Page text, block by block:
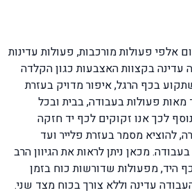
אלפי פעולות מורכבות, פעולות עדינות
עדינה בקצוות האצבעות כגון הקלדה
בכף הרגל, איפור מדויק בעזרת
מאות פעולות בעבודה, בבית ובכל
לכך אנו זקוקים לכף יד חזקה
להוציא מסמר בעזרת פלייר ועד
מכאן ניתן לראות את הגיוון הרב
היד, מפעולות שדורשות כוח בזמן
עדינה וללא צורך בכוח מצד שני.